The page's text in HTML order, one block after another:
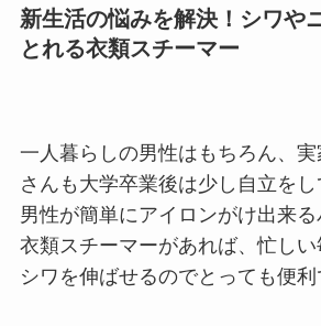
新生活の悩みを解決！シワや
とれる衣類スチーマー
一人暮らしの男性はもちろん、
さんも大学卒業後は少し自立をし
男性が簡単にアイロンがけ出来
衣類スチーマーがあれば、忙しい
シワを伸ばせるのでとっても便利